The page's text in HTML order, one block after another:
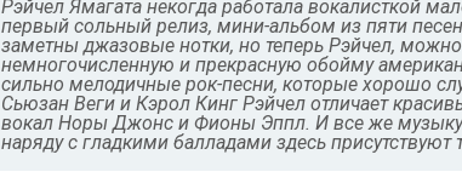
Рэйчел Ямагата некогда работала вокалисткой
первый сольный релиз, мини-альбом из пяти
заметны джазовые нотки, но теперь Рэйчел,
немногочисленную и прекрасную обойму
сильно мелодичные рок-песни, которые хорошо
Сьюзан Веги и Кэрол Кинг Рэйчел отличает
вокал Норы Джонс и Фионы Эппл. И все же музыку
наряду с гладкими балладами здесь